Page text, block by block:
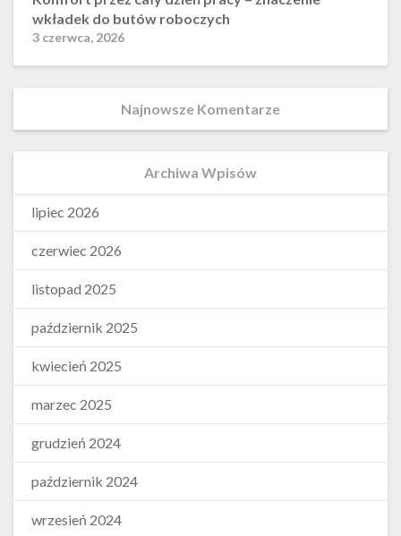
wkładek do butów roboczych
3 czerwca, 2026
Najnowsze Komentarze
Archiwa Wpisów
lipiec 2026
czerwiec 2026
listopad 2025
październik 2025
kwiecień 2025
marzec 2025
grudzień 2024
październik 2024
wrzesień 2024